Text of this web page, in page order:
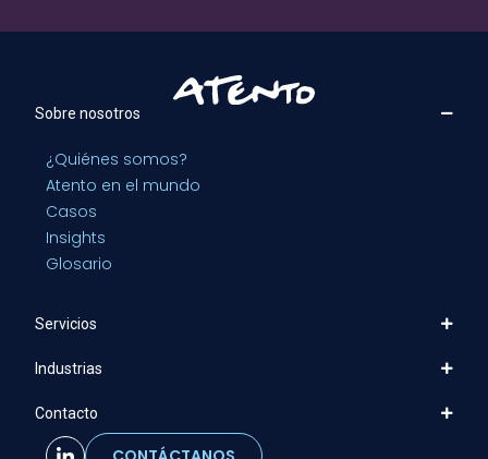
Sobre nosotros
¿Quiénes somos?
Atento en el mundo
Casos
Insights
Glosario
Servicios
Industrias
Contacto